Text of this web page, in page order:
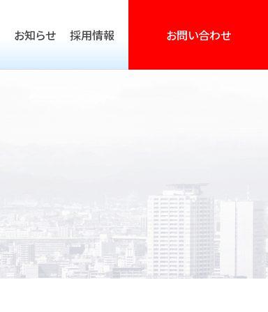
お知らせ 採用情報 お問い合わせ